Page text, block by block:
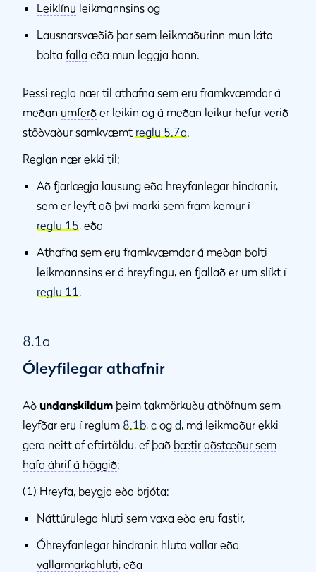
Leiklínu leikmannsins og
Lausnarsvæðið þar sem leikmaðurinn mun láta
bolta falla eða mun leggja hann.
Þessi regla nær til athafna sem eru framkvæmdar á
meðan umferð er leikin og á meðan leikur hefur verið
stöðvaður samkvæmt reglu 5.7a.
Reglan nær ekki til:
Að fjarlægja lausung eða hreyfanlegar hindranir,
sem er leyft að því marki sem fram kemur í
reglu 15, eða
Athafna sem eru framkvæmdar á meðan bolti
leikmannsins er á hreyfingu, en fjallað er um slíkt í
reglu 11.
8.1a
Óleyfilegar athafnir
Að undanskildum þeim takmörkuðu athöfnum sem
leyfðar eru í reglum 8.1b, c og d, má leikmaður ekki
gera neitt af eftirtöldu, ef það bætir aðstæður sem
hafa áhrif á höggið:
(1) Hreyfa, beygja eða brjóta:
Náttúrulega hluti sem vaxa eða eru fastir,
Óhreyfanlegar hindranir, hluta vallar eða
vallarmarkahluti, eða